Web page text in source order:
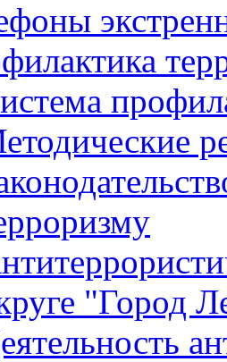
"Город